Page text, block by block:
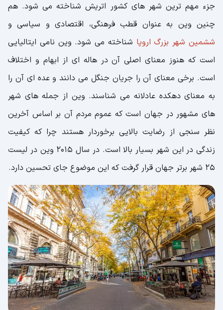
جزء مهم ترین شهر های کشور اتریش شناخته می شود. هم
چنین وین به عنوان قطب فرهنگی، اقتصادی و سیاسی و
ششمین شهر بزرگ اروپا شناخته می شود. وین نامی ایتالیایی
است که هنوز معنای اصلی آن در هاله ای از ابهام و اختلاف
است. برخی معنای آن را جریان جنگل می دانند و عده ای آن را
به معنای دهکده عادلانه می شناسند. وین از جمله های شهر
های مشهور در جهان است که عموم مردم آن بر اساس آخرین
نظر سنجی از رضایت بالایی برخوردار هستند چرا که کیفیت
زندگی در این شهر بسیار بالا است. در سال 2015 وین در لیست
25 شهر برتر جهان قرار گرفت که این موضوع جای تحسین دارد.